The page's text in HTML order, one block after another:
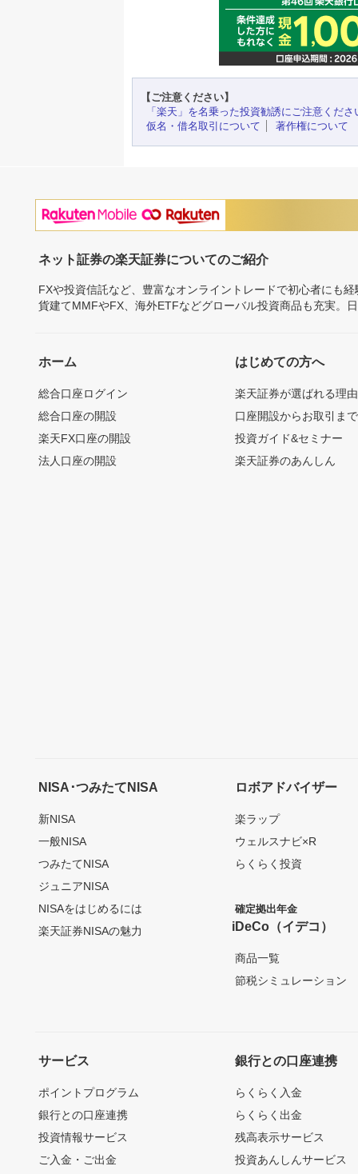
【ご注意ください】
「楽天」を名乗った投資勧誘にご注意くださ
仮名・借名取引について
著作権について
ネット証券の楽天証券についてのご紹介
FXや投資信託など、豊富なオンライントレードで初心者にも
貨建てMMFやFX、海外ETFなどグローバル投資商品も充実。
ホーム
総合口座ログイン
総合口座の開設
楽天FX口座の開設
法人口座の開設
はじめての方へ
楽天証券が選ばれる理由
口座開設からお取引ま
投資ガイド&セミナー
楽天証券のあんしん
NISA･つみたてNISA
新NISA
一般NISA
つみたてNISA
ジュニアNISA
NISAをはじめるには
楽天証券NISAの魅力
ロボアドバイザー
楽ラップ
ウェルスナビ×R
らくらく投資
確定拠出年金
iDeCo（イデコ）
商品一覧
節税シミュレーション
サービス
ポイントプログラム
銀行との口座連携
投資情報サービス
ご入金・ご出金
銀行との口座連携
らくらく入金
らくらく出金
残高表示サービス
投資あんしんサービス